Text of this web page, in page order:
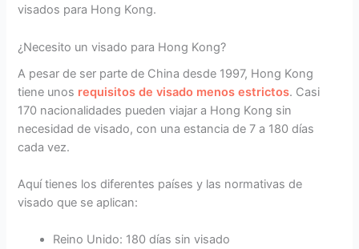
visados para Hong Kong.
¿Necesito un visado para Hong Kong?
A pesar de ser parte de China desde 1997, Hong Kong
tiene unos requisitos de visado menos estrictos. Casi
170 nacionalidades pueden viajar a Hong Kong sin
necesidad de visado, con una estancia de 7 a 180 días
cada vez.
Aquí tienes los diferentes países y las normativas de
visado que se aplican:
Reino Unido: 180 días sin visado